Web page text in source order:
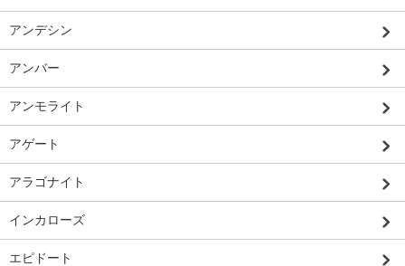
アンデシン
アンバー
アンモライト
アゲート
アラゴナイト
インカローズ
エピドート